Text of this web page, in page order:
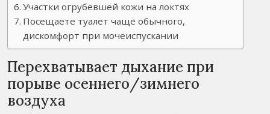
Участки огрубевшей кожи на локтях
Посещаете туалет чаще обычного,
дискомфорт при мочеиспускании
Перехватывает дыхание при
порыве осеннего/зимнего
воздуха